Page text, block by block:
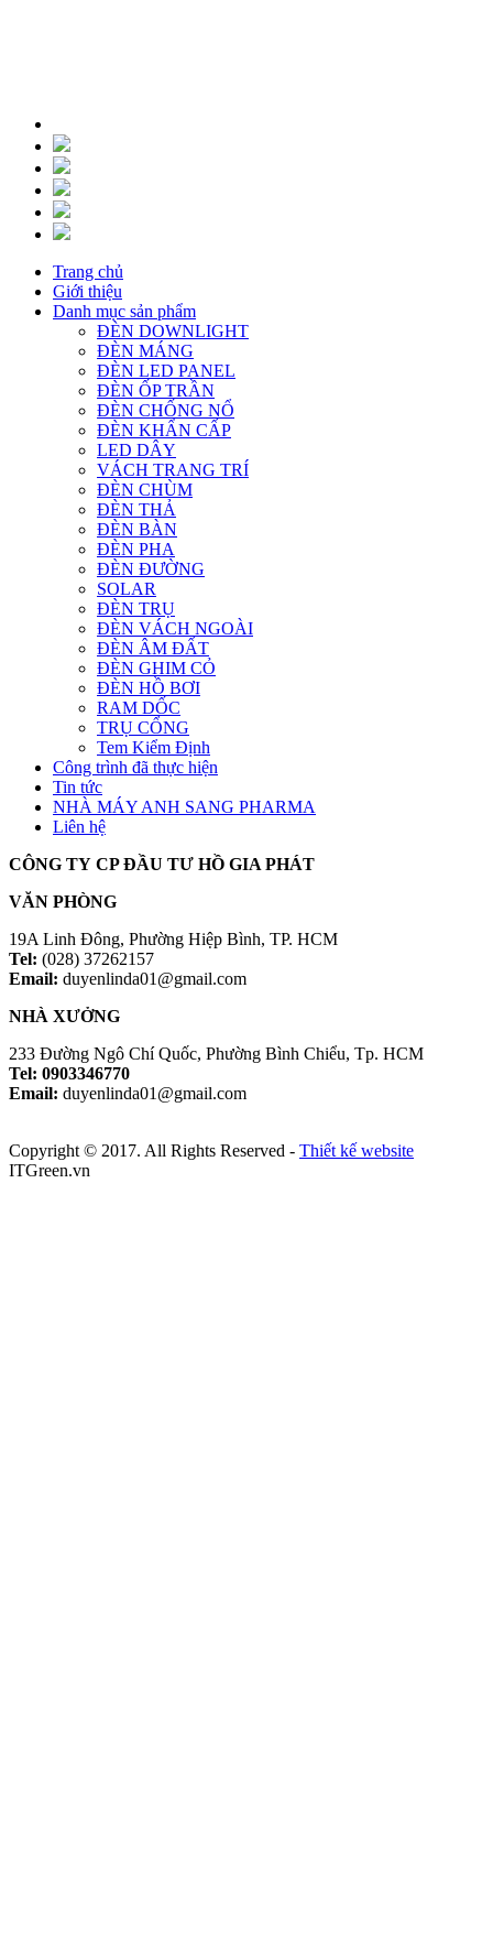
Trang chủ
Giới thiệu
Danh mục sản phẩm
ĐÈN DOWNLIGHT
ĐÈN MÁNG
ĐÈN LED PANEL
ĐÈN ỐP TRẦN
ĐÈN CHỐNG NỔ
ĐÈN KHẨN CẤP
LED DÂY
VÁCH TRANG TRÍ
ĐÈN CHÙM
ĐÈN THẢ
ĐÈN BÀN
ĐÈN PHA
ĐÈN ĐƯỜNG
SOLAR
ĐÈN TRỤ
ĐÈN VÁCH NGOÀI
ĐÈN ÂM ĐẤT
ĐÈN GHIM CỎ
ĐÈN HỒ BƠI
RAM DỐC
TRỤ CỔNG
Tem Kiểm Định
Công trình đã thực hiện
Tin tức
NHÀ MÁY ANH SANG PHARMA
Liên hệ
CÔNG TY CP ĐẦU TƯ HỒ GIA PHÁT
VĂN PHÒNG
19A Linh Đông, Phường Hiệp Bình, TP. HCM
Tel: (028) 37262157
Email: duyenlinda01@gmail.com
NHÀ XƯỞNG
233 Đường Ngô Chí Quốc, Phường Bình Chiểu, Tp. HCM
Tel: 0903346770
Email: duyenlinda01@gmail.com
Copyright © 2017. All Rights Reserved - Thiết kế website
ITGreen.vn